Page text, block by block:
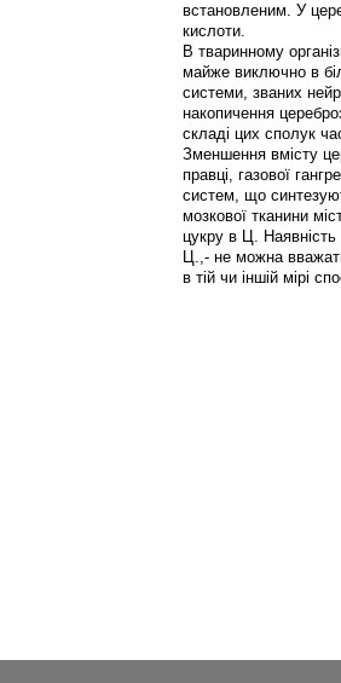
встановленим. У
кислоти.
В тваринному
майже виключно в
системи, званих
накопичення
складі цих сполук
Зменшення вмісту
правці, газової
систем, що
мозкової тканини
цукру в Ц.
Ц.,- не можна
в тій чи іншій мірі